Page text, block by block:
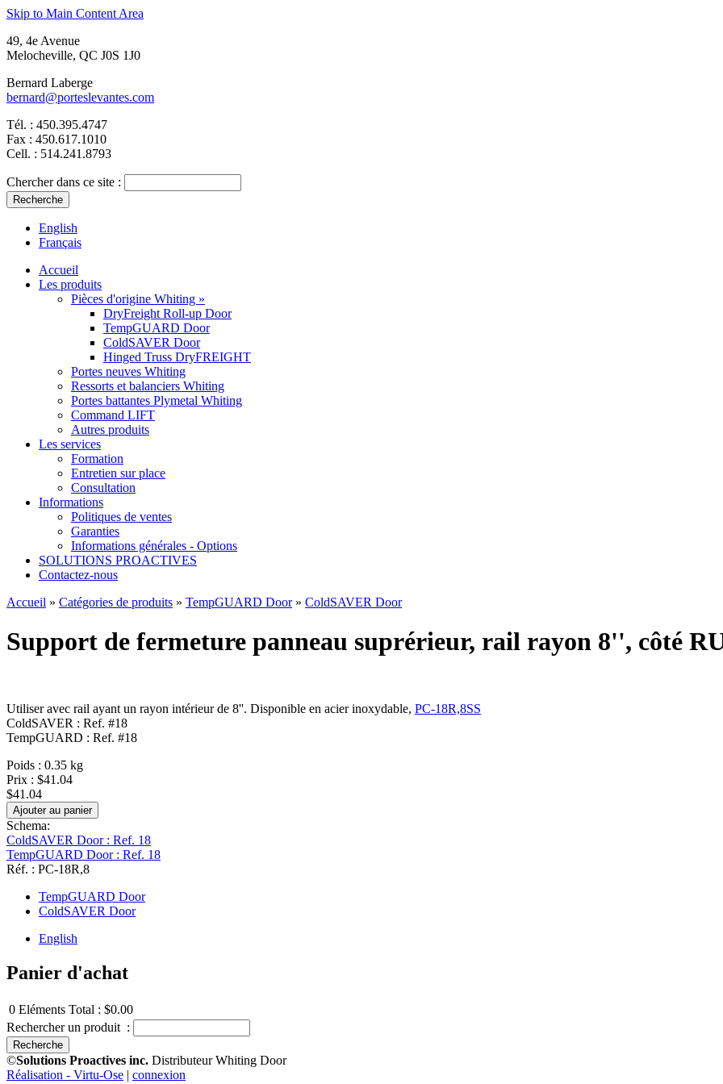
Skip to Main Content Area
49, 4e Avenue
Melocheville, QC J0S 1J0
Bernard Laberge
bernard@porteslevantes.com
Tél. : 450.395.4747
Fax : 450.617.1010
Cell. : 514.241.8793
Chercher dans ce site :
English
Français
Accueil
Les produits
Pièces d'origine Whiting »
DryFreight Roll-up Door
TempGUARD Door
ColdSAVER Door
Hinged Truss DryFREIGHT
Portes neuves Whiting
Ressorts et balanciers Whiting
Portes battantes Plymetal Whiting
Command LIFT
Autres produits
Les services
Formation
Entretien sur place
Consultation
Informations
Politiques de ventes
Garanties
Informations générales - Options
SOLUTIONS PROACTIVES
Contactez-nous
Accueil » Catégories de produits » TempGUARD Door» ColdSAVER Door
Support de fermeture panneau suprérieur, rail rayon 8'', côté
Utiliser avec rail ayant un rayon intérieur de 8''. Disponible en acier inoxydable, PC-18R,8SS
ColdSAVER : Ref. #18
TempGUARD : Ref. #18
Poids : 0.35 kg
Prix : $41.04
$41.04
Schema:
ColdSAVER Door : Ref. 18
TempGUARD Door : Ref. 18
Réf. : PC-18R,8
TempGUARD Door
ColdSAVER Door
English
Panier d'achat
0 Eléments Total : $0.00
Rechercher un produit :
©Solutions Proactives inc. Distributeur Whiting Door
Réalisation - Virtu-Ose | connexion